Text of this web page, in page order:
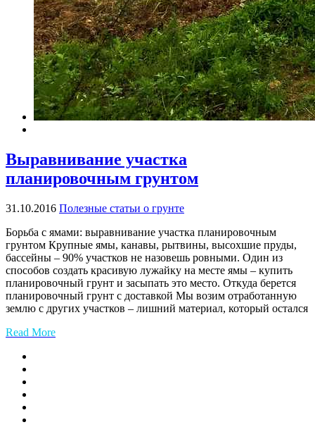
Выравнивание участка
планировочным грунтом
31.10.2016 Полезные статьи о грунте
Борьба с ямами: выравнивание участка планировочным
грунтом Крупные ямы, канавы, рытвины, высохшие пруды,
бассейны – 90% участков не назовешь ровными. Один из
способов создать красивую лужайку на месте ямы – купить
планировочный грунт и засыпать это место. Откуда берется
планировочный грунт с доставкой Мы возим отработанную
землю с других участков – лишний материал, который остался
Read More